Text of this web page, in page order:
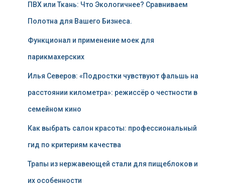
ПВХ или Ткань: Что Экологичнее? Сравниваем
Полотна для Вашего Бизнеса.
Функционал и применение моек для
парикмахерских
Илья Северов: «Подростки чувствуют фальшь на
расстоянии километра»: режиссёр о честности в
семейном кино
Как выбрать салон красоты: профессиональный
гид по критериям качества
Трапы из нержавеющей стали для пищеблоков и
их особенности